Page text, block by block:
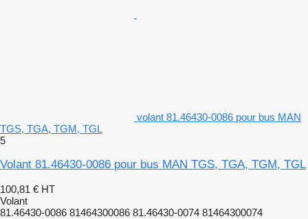
volant 81.46430-0086 pour bus MAN
TGS, TGA, TGM, TGL
5
Volant 81.46430-0086 pour bus MAN TGS, TGA, TGM, TGL
100,81 € HT
Volant
81.46430-0086 81464300086 81.46430-0074 81464300074